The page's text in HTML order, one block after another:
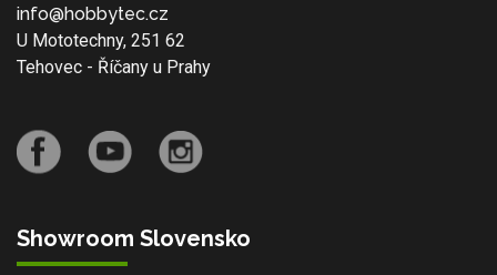
info@hobbytec.cz
U Mototechny, 251 62
Tehovec - Říčany u Prahy
Showroom Slovensko